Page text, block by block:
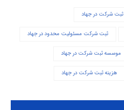
ثبت شرکت در جهاد
ثبت شرکت مسئولیت محدود در جهاد
موسسه ثبت شرکت در جهاد
هزینه ثبت شرکت در جهاد